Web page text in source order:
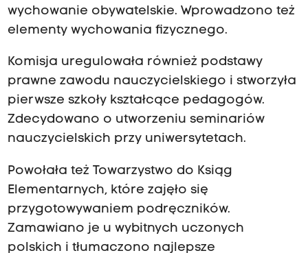
wychowanie obywatelskie. Wprowadzono też
elementy wychowania fizycznego.
Komisja uregulowała również podstawy
prawne zawodu nauczycielskiego i stworzyła
pierwsze szkoły kształcące pedagogów.
Zdecydowano o utworzeniu seminariów
nauczycielskich przy uniwersytetach.
Powołała też Towarzystwo do Ksiąg
Elementarnych, które zajęło się
przygotowywaniem podręczników.
Zamawiano je u wybitnych uczonych
polskich i tłumaczono najlepsze